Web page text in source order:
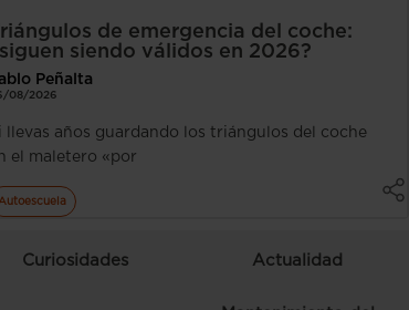
de emergencia del coche:
siendo válidos en 2026?
Peñalta
08/2026
llevas años guardando los triángulos del coche
el maletero «por
Curiosidades Actualidad